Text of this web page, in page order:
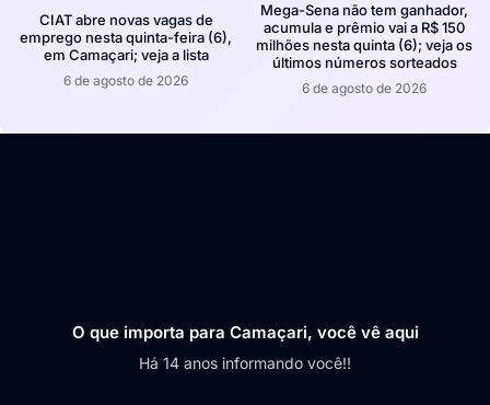
CIAT abre novas vagas de
emprego nesta quinta-feira (6),
em Camaçari; veja a lista
6 de agosto de 2026
Mega-Sena não tem ganhador,
acumula e prêmio vai a R$ 150
milhões nesta quinta (6); veja os
últimos números sorteados
6 de agosto de 2026
O que importa para Camaçari, você vê aqui
Há 14 anos informando você!!